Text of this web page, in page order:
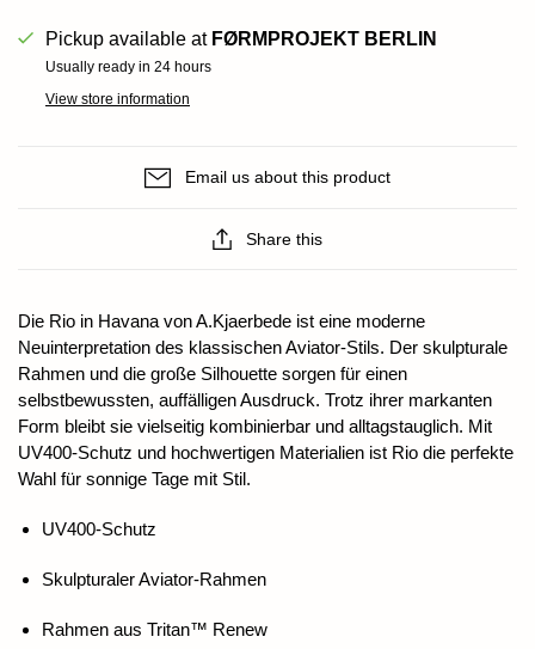
Pickup available at FØRMPROJEKT BERLIN
Usually ready in 24 hours
View store information
Email us about this product
Share this
Die Rio in Havana von A.Kjaerbede ist eine moderne
Neuinterpretation des klassischen Aviator-Stils. Der skulpturale
Rahmen und die große Silhouette sorgen für einen
selbstbewussten, auffälligen Ausdruck. Trotz ihrer markanten
Form bleibt sie vielseitig kombinierbar und alltagstauglich. Mit
UV400-Schutz und hochwertigen Materialien ist Rio die perfekte
Wahl für sonnige Tage mit Stil.
UV400-Schutz
Skulpturaler Aviator-Rahmen
Rahmen aus Tritan™ Renew